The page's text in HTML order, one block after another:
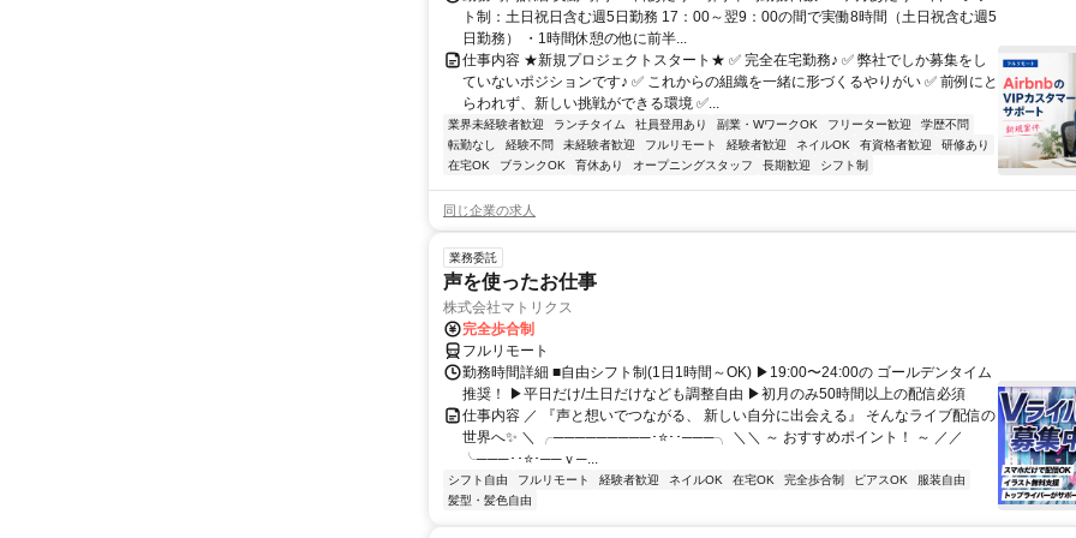
ト制：土日祝日含む週5日勤務 17：00～翌9：00の間で実働8時間（土日祝含む週5
日勤務） ・1時間休憩の他に前半...
仕事内容 ★新規プロジェクトスタート★ ✅ 完全在宅勤務♪ ✅ 弊社でしか募集をし
ていないポジションです♪ ✅ これからの組織を一緒に形づくるやりがい ✅ 前例にと
らわれず、新しい挑戦ができる環境 ✅...
業界未経験者歓迎 ランチタイム 社員登用あり 副業・WワークOK フリーター歓迎
学歴不問
転勤なし
経験不問 未経験者歓迎 フルリモート 経験者歓迎 ネイルOK 有資格者歓迎
研修あり
在宅OK
ブランクOK 育休あり オープニングスタッフ 長期歓迎 シフト制
同じ企業の求人
業務委託
声を使ったお仕事
株式会社マトリクス
完全歩合制
フルリモート
勤務時間詳細 ■自由シフト制(1日1時間～OK) ▶19:00〜24:00の ゴールデンタイム
推奨！ ▶平日だけ/土日だけなども調整自由 ▶初月のみ50時間以上の配信必須
仕事内容 ／ 『声と想いでつながる、 新しい自分に出会える』 そんなライブ配信の
世界へ✨ ＼ ╭─────────･⭐･･───╮ ＼＼ ～ おすすめポイント！ ～ ／／
╰───･･⭐･──ｖ─...
シフト自由 フルリモート 経験者歓迎 ネイルOK 在宅OK 完全歩合制 ピアスOK
服装自由
髪型・髪色自由